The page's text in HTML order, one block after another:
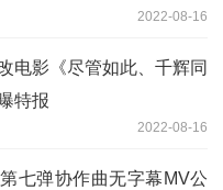
2022-08-16
电影《尽管如此、千辉同
特报
2022-08-16
第七弹协作曲无字幕MV公